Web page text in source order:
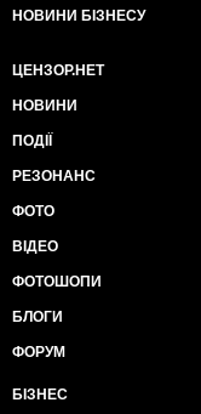
НОВИНИ БІЗНЕСУ
ЦЕНЗОР.НЕТ
НОВИНИ
ПОДІЇ
РЕЗОНАНС
ФОТО
ВІДЕО
ФОТОШОПИ
БЛОГИ
ФОРУМ
БІЗНЕС